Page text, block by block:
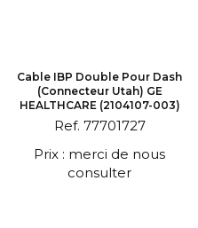
Cable IBP Double Pour Dash
(connecteur Utah) GE
HEALTHCARE (2104107-003)
Ref. 77701727
Prix : merci de nous
consulter